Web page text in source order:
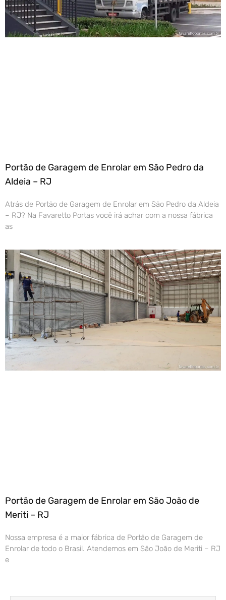
Portão de Garagem de Enrolar em São Pedro da
Aldeia – RJ
Atrás de Portão de Garagem de Enrolar em São Pedro da Aldeia
– RJ? Na Favaretto Portas você irá achar com a nossa fábrica
as
Portão de Garagem de Enrolar em São João de
Meriti – RJ
Nossa empresa é a maior fábrica de Portão de Garagem de
Enrolar de todo o Brasil. Atendemos em São João de Meriti – RJ
e